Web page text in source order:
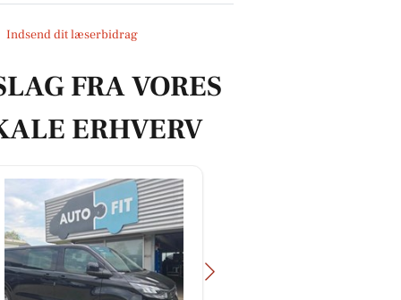
Indsend dit læserbidrag
FRA VORES
ERHVERV